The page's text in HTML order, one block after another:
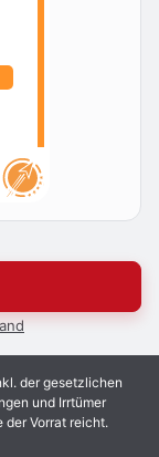
der gesetzlichen
und Irrtümer
der Vorrat reicht.